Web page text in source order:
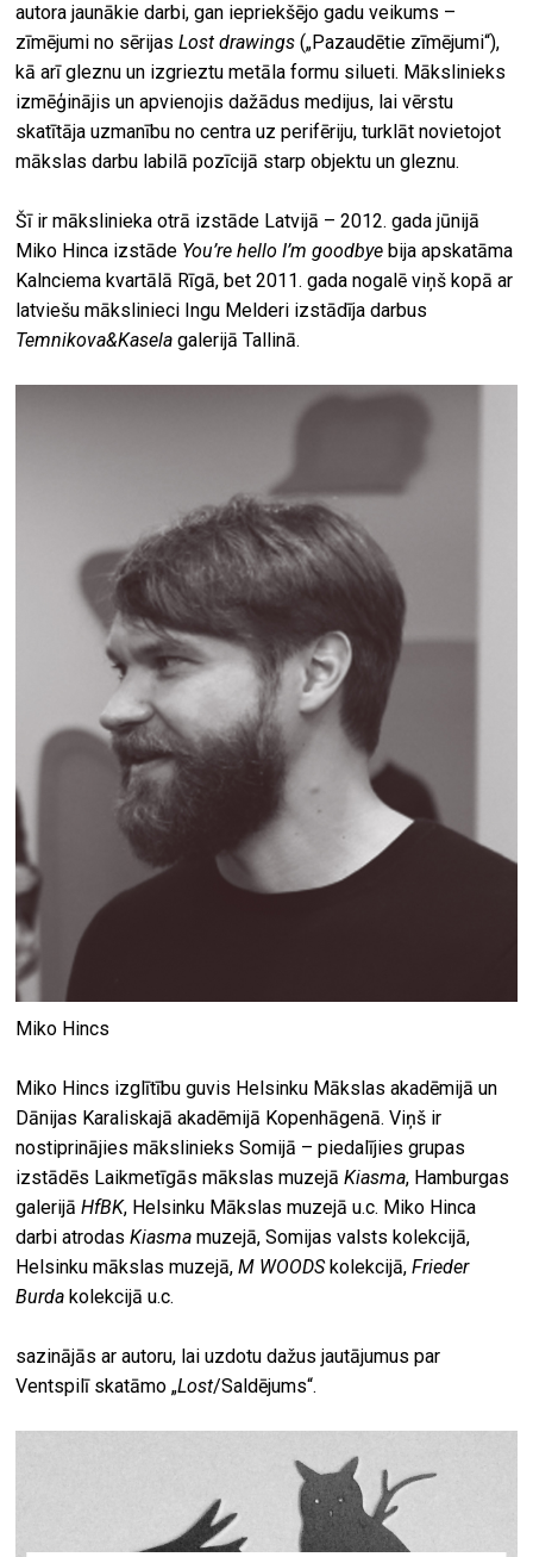
par
autora jaunākie darbi, gan iepriekšējo gadu veikums –
zīmējumi no sērijasLost drawings („Pazaudētie zīmējumi“),
kā arī gleznu un izgrieztu metāla formu silueti. Mākslinieks
izmēģinājis un apvienojis dažādus medijus, lai vērstu
skatītāja uzmanību no centra uz perifēriju, turklāt novietojot
mākslas darbu labilā pozīcijā starp objektu un gleznu.
Šī ir mākslinieka otrā izstāde Latvijā – 2012. gada jūnijā
Miko Hinca izstāde You’re hello I’m goodbye bija apskatāma
Kalnciema kvartālā Rīgā, bet 2011. gada nogalē viņš kopā ar
latviešu mākslinieci Ingu Melderi izstādīja darbus
Temnikova&Kasela galerijā Tallinā.
Miko Hincs
Miko Hincs izglītību guvis Helsinku Mākslas akadēmijā un
Dānijas Karaliskajā akadēmijā Kopenhāgenā. Viņš ir
nostiprinājies mākslinieks Somijā – piedalījies grupas
izstādēs Laikmetīgās mākslas muzejāKiasma, Hamburgas
galerijāHfBK, Helsinku Mākslas muzejā u.c. Miko Hinca
darbi atrodasKiasma muzejā, Somijas valsts kolekcijā,
Helsinku mākslas muzejā,M WOODSkolekcijā,Frieder
Burda kolekcijā u.c.
sazinājās ar autoru, lai uzdotu dažus jautājumus par
Ventspilī skatāmo „Lost/Saldējums“.